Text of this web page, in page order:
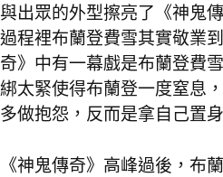
與出眾的外型擦亮了《神鬼
過程裡布蘭登費雪其實敬業
奇》中有一幕戲是布蘭登費
綁太緊使得布蘭登一度窒息
多做抱怨，反而是拿自己置
《神鬼傳奇》高峰過後，布